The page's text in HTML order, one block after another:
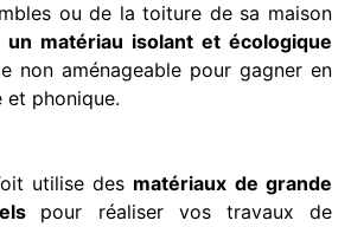
ou de la toiture de sa maison
un matériau isolant et écologique
non aménageable pour gagner en
phonique.
utilise des matériaux de grande
pour réaliser vos travaux de